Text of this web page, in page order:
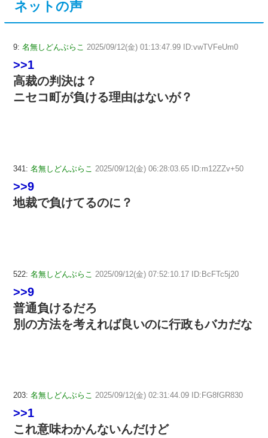
ネットの声
9: 名無しどんぶらこ 2025/09/12(金) 01:13:47.99 ID:vwTVFeUm0
>>1
高裁の判決は？
ニセコ町が負ける理由はないが？
341: 名無しどんぶらこ 2025/09/12(金) 06:28:03.65 ID:m12ZZv+50
>>9
地裁で負けてるのに？
522: 名無しどんぶらこ 2025/09/12(金) 07:52:10.17 ID:BcFTc5j20
>>9
普通負けるだろ
別の方法を考えれば良いのに行政もバカだな
203: 名無しどんぶらこ 2025/09/12(金) 02:31:44.09 ID:FG8fGR830
>>1
これ意味わかんないんだけど